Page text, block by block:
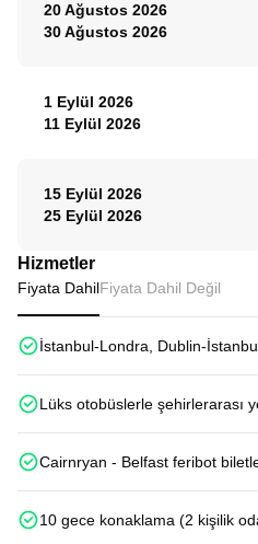
20 Ağustos 2026
30 Ağustos 2026
1 Eylül 2026
11 Eylül 2026
15 Eylül 2026
25 Eylül 2026
Hizmetler
Fiyata DahilFiyata Dahil Değil
İstanbul-Londra, Dublin-
Lüks otobüslerle şehirlerarası
Cairnryan - Belfast feribot
10 gece konaklama (2 kişilik